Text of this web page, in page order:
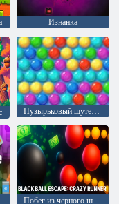
Изнанка
Пузырьковый шутер Аркада
Побег из чёрного шара: Безумный бегун